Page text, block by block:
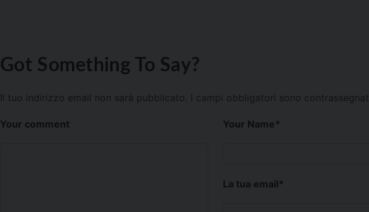
Got Something To Say?
Il tuo indirizzo email non sarà pubblicato. I campi obbligatori sono contrassegnati
Your comment Your Name*
La tua email*